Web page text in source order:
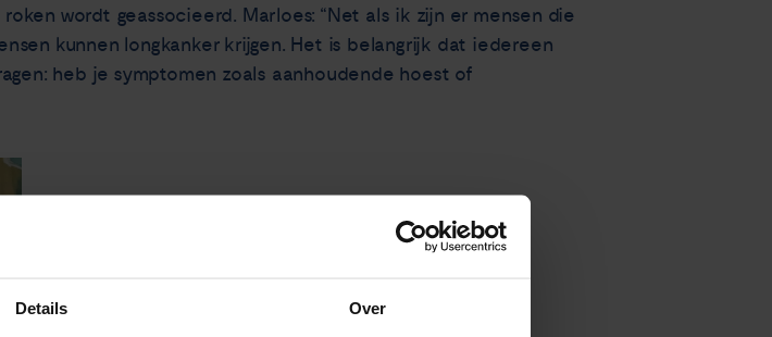
Details Over
wordt geassocieerd. Marloes: “Net als ik zijn er mensen die
kunnen longkanker krijgen. Het is belangrijk dat iedereen
heb je symptomen zoals aanhoudende hoest of